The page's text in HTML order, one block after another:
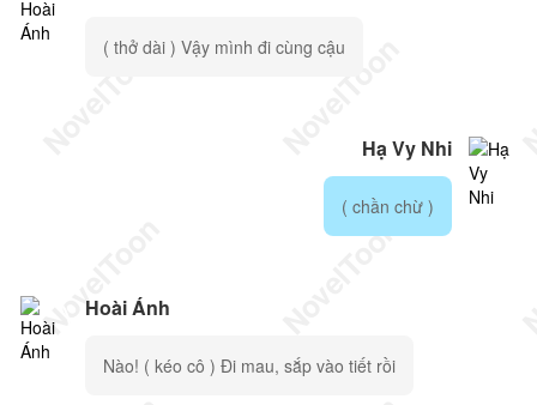
( thở dài ) Vậy mình đi cùng cậu
Hạ Vy Nhi
( chần chừ )
Hoài Ánh
Nào! ( kéo cô ) Đi mau, sắp vào tiết rồi